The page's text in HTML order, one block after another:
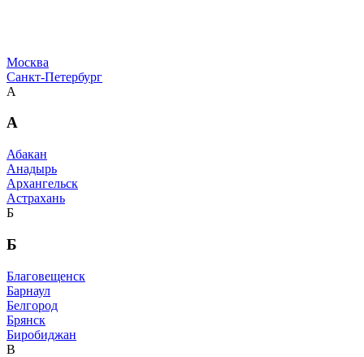
Москва
Санкт-Петербург
А
А
Абакан
Анадырь
Архангельск
Астрахань
Б
Б
Благовещенск
Барнаул
Белгород
Брянск
Биробиджан
В